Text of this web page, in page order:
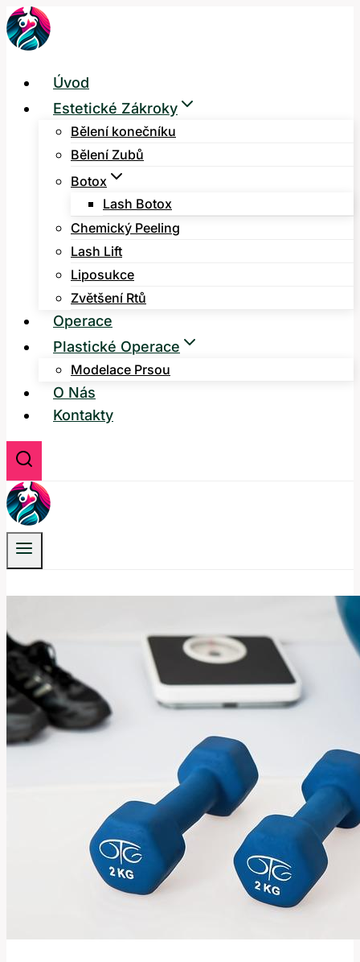
Přeskočit
na
Úvod
Estetické Zákroky
Bělení konečníku
Bělení Zubů
Botox
Lash Botox
Chemický Peeling
Lash Lift
Liposukce
Zvětšení Rtů
Operace
Plastické Operace
Modelace Prsou
O Nás
Kontakty